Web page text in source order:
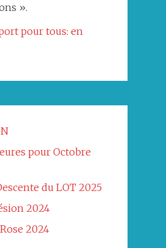
».
pour tous: en
pour Octobre
du LOT 2025
2024
2024